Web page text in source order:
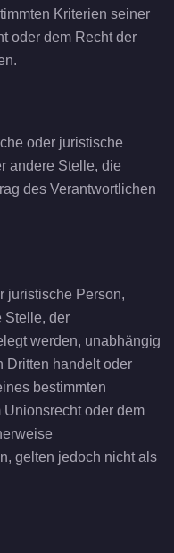
Kriterien seiner
oder dem Recht der
oder juristische
andere Stelle, die
des Verantwortlichen
juristische Person,
Stelle, der
werden, unabhängig
Dritten handelt oder
bestimmten
oder dem
gelten jedoch nicht als